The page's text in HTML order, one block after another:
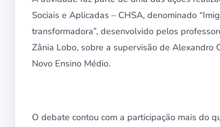
Sociais e Aplicadas – CHSA, denominado
transformadora”, desenvolvido pelos
Zânia Lobo, sobre a supervisão de Alexandro
Novo Ensino Médio.
O debate contou com a participação mais do